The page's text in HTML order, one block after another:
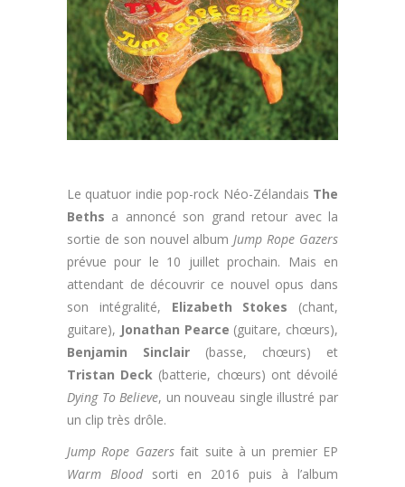
Le quatuor indie pop-rock Néo-Zélandais The
Beths a annoncé son grand retour avec la
sortie de son nouvel albumJump Rope Gazers
prévue pour le 10 juillet prochain. Mais en
attendant de découvrir ce nouvel opus dans
son intégralité, Elizabeth Stokes (chant,
guitare), Jonathan Pearce (guitare, chœurs),
Benjamin Sinclair (basse, chœurs) et
Tristan Deck (batterie, chœurs) ont dévoilé
Dying To Believe, un nouveau single illustré par
un clip très drôle.
Jump Rope Gazersfait suite à un premier EP
Warm Bloodsorti en 2016 puis à l’album